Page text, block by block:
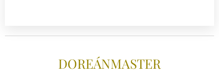
DOREÁNMASTER